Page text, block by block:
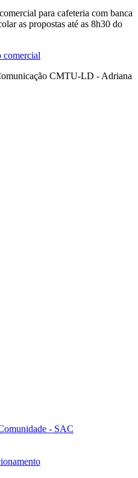
para cafeteria com banca
as propostas até as 8h30 do
comercial
CMTU-LD - Adriana
- SAC